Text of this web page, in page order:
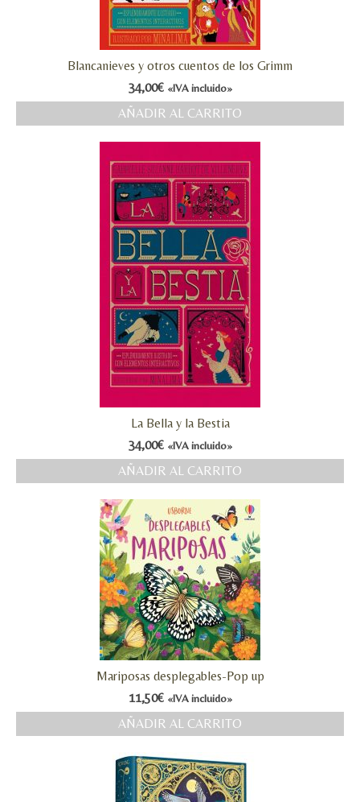
Blancanieves y otros cuentos de los Grimm
34,00€ «IVA incluido»
AÑADIR AL CARRITO
La Bella y la Bestia
34,00€ «IVA incluido»
AÑADIR AL CARRITO
Mariposas desplegables-Pop up
11,50€ «IVA incluido»
AÑADIR AL CARRITO